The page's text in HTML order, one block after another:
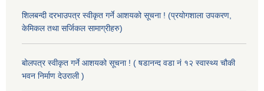
शिलबन्दी दरभाउपत्र स्वीकृत गर्ने आशयको सूचना ! (प्रयोगशाला उपकरण,
केमिकल तथा सर्जिकल सामाग्रीहरु)
बोलपत्र स्वीकृत गर्ने आशयको सूचना ! ( षडानन्द वडा नं १२ स्वास्थ्य चौकी
भवन निर्माण देउराली )